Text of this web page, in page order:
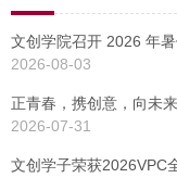
文创学院召开 2026 年
2026-08-03
正青春，携创意，向未
2026-07-31
文创学子荣获2026VPC